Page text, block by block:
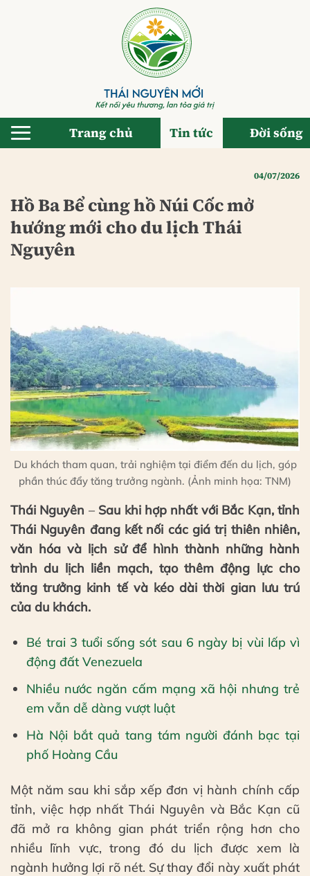
Trang chủ Tin tức Đời sống
04/07/2026
Hồ Ba Bể cùng hồ Núi Cốc mở
hướng mới cho du lịch Thái
Nguyên
Du khách tham quan, trải nghiệm tại điểm đến du lịch, góp
phần thúc đẩy tăng trưởng ngành. (Ảnh minh họa: TNM)
Thái Nguyên – Sau khi hợp nhất với Bắc Kạn, tỉnh
Thái Nguyên đang kết nối các giá trị thiên nhiên,
văn hóa và lịch sử để hình thành những hành
trình du lịch liền mạch, tạo thêm động lực cho
tăng trưởng kinh tế và kéo dài thời gian lưu trú
của du khách.
Bé trai 3 tuổi sống sót sau 6 ngày bị vùi lấp vì
động đất Venezuela
Nhiều nước ngăn cấm mạng xã hội nhưng trẻ
em vẫn dễ dàng vượt luật
Hà Nội bắt quả tang tám người đánh bạc tại
phố Hoàng Cầu
Một năm sau khi sắp xếp đơn vị hành chính cấp
tỉnh, việc hợp nhất Thái Nguyên và Bắc Kạn cũ
đã mở ra không gian phát triển rộng hơn cho
nhiều lĩnh vực, trong đó du lịch được xem là
ngành hưởng lợi rõ nét. Sự thay đổi này xuất phát